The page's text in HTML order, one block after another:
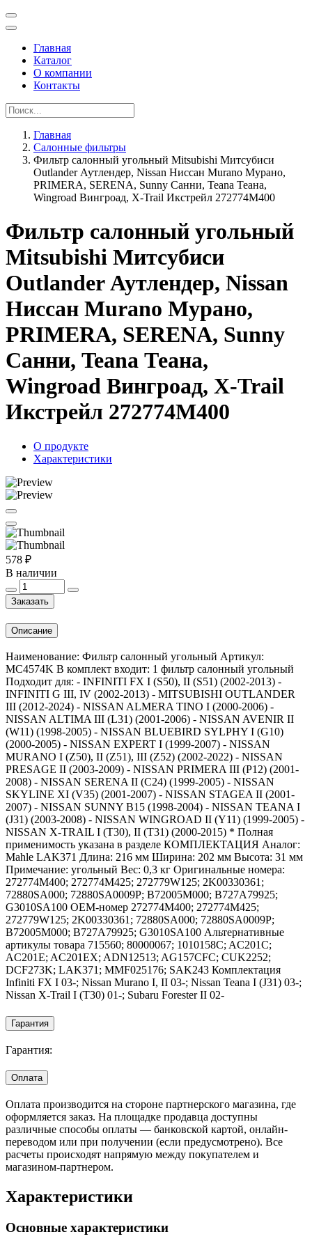
Главная
Каталог
О компании
Контакты
Главная
Салонные фильтры
Фильтр салонный угольный Mitsubishi Митсубиси
Outlander Аутлендер, Nissan Ниссан Murano Мурано,
PRIMERA, SERENA, Sunny Санни, Teana Теана,
Wingroad Вингроад, X-Trail Икстрейл 272774M400
Фильтр салонный угольный
Mitsubishi Митсубиси
Outlander Аутлендер, Nissan
Ниссан Murano Мурано,
PRIMERA, SERENA, Sunny
Санни, Teana Теана,
Wingroad Вингроад, X-Trail
Икстрейл 272774M400
О продукте
Характеристики
578 ₽
В наличии
Заказать
Описание
Наименование: Фильтр салонный угольный Артикул:
MC4574K В комплект входит: 1 фильтр салонный угольный
Подходит для: - INFINITI FX I (S50), II (S51) (2002-2013) -
INFINITI G III, IV (2002-2013) - MITSUBISHI OUTLANDER
III (2012-2024) - NISSAN ALMERA TINO I (2000-2006) -
NISSAN ALTIMA III (L31) (2001-2006) - NISSAN AVENIR II
(W11) (1998-2005) - NISSAN BLUEBIRD SYLPHY I (G10)
(2000-2005) - NISSAN EXPERT I (1999-2007) - NISSAN
MURANO I (Z50), II (Z51), III (Z52) (2002-2022) - NISSAN
PRESAGE II (2003-2009) - NISSAN PRIMERA III (P12) (2001-
2008) - NISSAN SERENA II (C24) (1999-2005) - NISSAN
SKYLINE XI (V35) (2001-2007) - NISSAN STAGEA II (2001-
2007) - NISSAN SUNNY B15 (1998-2004) - NISSAN TEANA I
(J31) (2003-2008) - NISSAN WINGROAD II (Y11) (1999-2005) -
NISSAN X-TRAIL I (T30), II (T31) (2000-2015) * Полная
применимость указана в разделе КОМПЛЕКТАЦИЯ Аналог:
Mahle LAK371 Длина: 216 мм Ширина: 202 мм Высота: 31 мм
Примечание: угольный Вес: 0,3 кг Оригинальные номера:
272774M400; 272774M425; 272779W125; 2K00330361;
72880SA000; 72880SA0009P; B72005M000; B727A79925;
G3010SA100 OEM-номер 272774M400; 272774M425;
272779W125; 2K00330361; 72880SA000; 72880SA0009P;
B72005M000; B727A79925; G3010SA100 Альтернативные
артикулы товара 715560; 80000067; 1010158C; AC201C;
AC201E; AC201EX; ADN12513; AG157CFC; CUK2252;
DCF273K; LAK371; MMF025176; SAK243 Комплектация
Infiniti FX I 03-; Nissan Murano I, II 03-; Nissan Teana I (J31) 03-;
Nissan X-Trail I (T30) 01-; Subaru Forester II 02-
Гарантия
Гарантия:
Оплата
Оплата производится на стороне партнерского магазина, где
оформляется заказ. На площадке продавца доступны
различные способы оплаты — банковской картой, онлайн-
переводом или при получении (если предусмотрено). Все
расчеты происходят напрямую между покупателем и
магазином-партнером.
Характеристики
Основные характеристики